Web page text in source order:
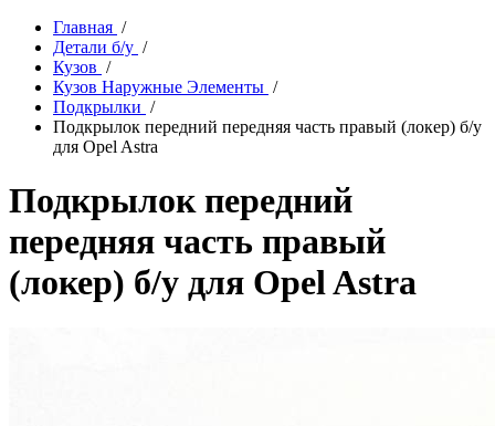
Главная /
Детали б/у /
Кузов /
Кузов Наружные Элементы /
Подкрылки /
Подкрылок передний передняя часть правый (локер) б/у
для Opel Astra
Подкрылок передний
передняя часть правый
(локер) б/у для Opel Astra